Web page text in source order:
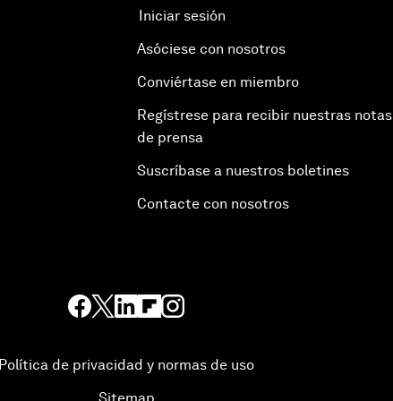
Iniciar sesión
Asóciese con nosotros
Conviértase en miembro
Regístrese para recibir nuestras notas
de prensa
Suscríbase a nuestros boletines
Contacte con nosotros
Política de privacidad y normas de uso